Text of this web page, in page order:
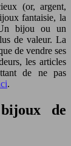
(or, argent,
fantaisie, la
bijou ou un
de valeur. La
de vendre ses
les articles
de ne pas
.
de